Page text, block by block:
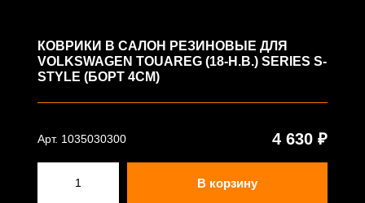
КОВРИКИ В САЛОН РЕЗИНОВЫЕ ДЛЯ
VOLKSWAGEN TOUAREG (18-Н.В.) SERIES S-
STYLE (БОРТ 4СМ)
Арт. 1035030300 4 630 ₽
В корзину